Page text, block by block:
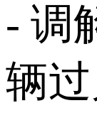
- 调
辆